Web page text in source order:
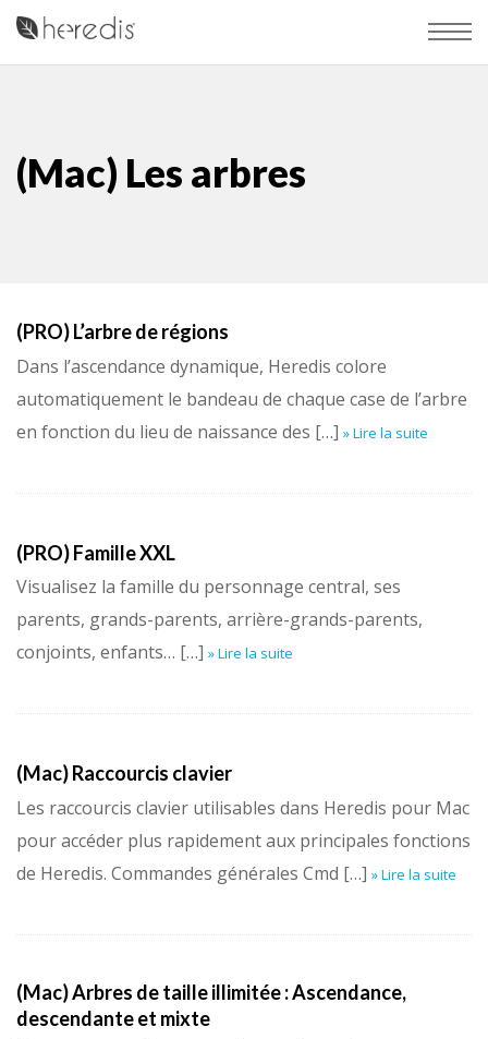
(Mac) Les arbres
(PRO) L’arbre de régions
Dans l’ascendance dynamique, Heredis colore
automatiquement le bandeau de chaque case de l’arbre
en fonction du lieu de naissance des […] » Lire la suite
(PRO) Famille XXL
Visualisez la famille du personnage central, ses
parents, grands-parents, arrière-grands-parents,
conjoints, enfants… […] » Lire la suite
(Mac) Raccourcis clavier
Les raccourcis clavier utilisables dans Heredis pour Mac
pour accéder plus rapidement aux principales fonctions
de Heredis. Commandes générales Cmd […] » Lire la suite
(Mac) Arbres de taille illimitée : Ascendance,
descendante et mixte